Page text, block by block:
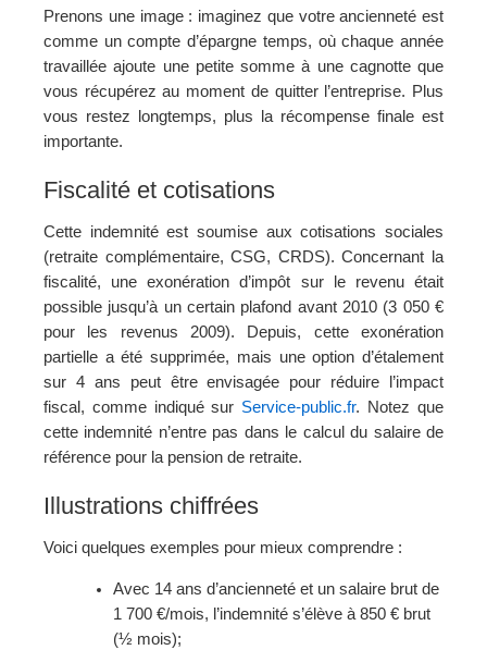
Prenons une image : imaginez que votre ancienneté est
comme un compte d’épargne temps, où chaque année
travaillée ajoute une petite somme à une cagnotte que
vous récupérez au moment de quitter l’entreprise. Plus
vous restez longtemps, plus la récompense finale est
importante.
Fiscalité et cotisations
Cette indemnité est soumise aux cotisations sociales
(retraite complémentaire, CSG, CRDS). Concernant la
fiscalité, une exonération d’impôt sur le revenu était
possible jusqu’à un certain plafond avant 2010 (3 050 €
pour les revenus 2009). Depuis, cette exonération
partielle a été supprimée, mais une option d’étalement
sur 4 ans peut être envisagée pour réduire l’impact
fiscal, comme indiqué sur Service-public.fr. Notez que
cette indemnité n’entre pas dans le calcul du salaire de
référence pour la pension de retraite.
Illustrations chiffrées
Voici quelques exemples pour mieux comprendre :
Avec 14 ans d’ancienneté et un salaire brut de
1 700 €/mois, l’indemnité s’élève à 850 € brut
(½ mois);